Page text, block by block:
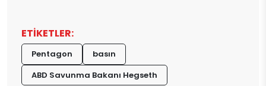
ETİKETLER:
Pentagon
basın
ABD Savunma Bakanı Hegseth